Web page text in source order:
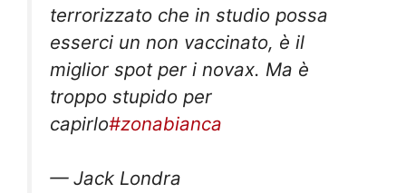
esserci un non vaccinato, è il
miglior spot per i novax. Ma è
troppo stupido per
capirlo #zonabianca
(@JackLon15255989)